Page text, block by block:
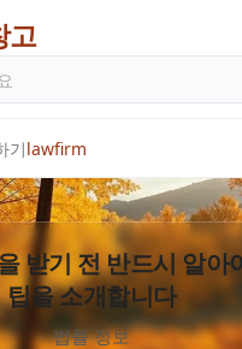
고
기lawfirm
받기 전 반드시 알아
팁을 소개합니다
법률 정보